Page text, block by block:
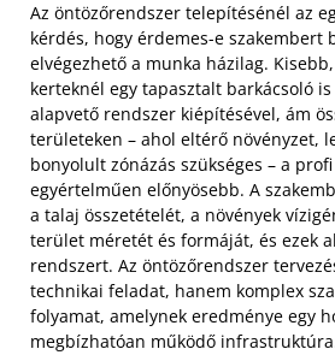
Az öntözőrendszer telepítésénél az
kérdés, hogy érdemes-e szakembert
elvégezhető a munka házilag.
kerteknél egy tapasztalt barkácsoló
alapvető rendszer kiépítésével, ám
területeken – ahol eltérő növényzet,
bonyolult zónázás szükséges – a
egyértelműen előnyösebb. A
a talaj összetételét, a növények
terület méretét és formáját, és ezek
rendszert. Az öntözőrendszer
technikai feladat, hanem komplex
folyamat, amelynek eredménye egy
megbízhatóan működő